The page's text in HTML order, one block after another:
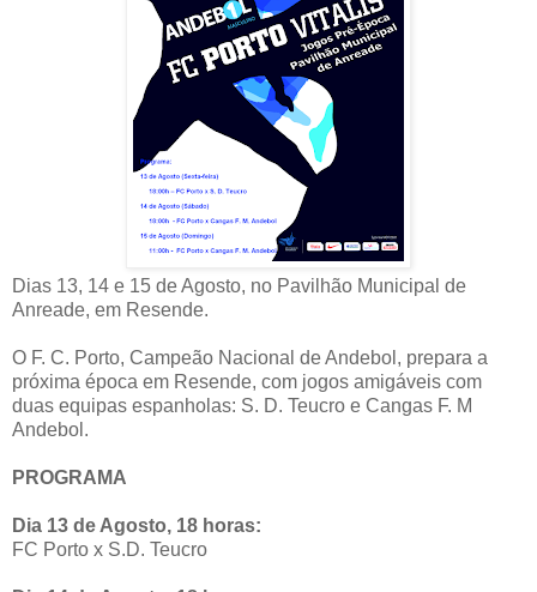
Dias 13, 14 e 15 de Agosto, no Pavilhão Municipal de
Anreade, em Resende.
O F. C. Porto, Campeão Nacional de Andebol, prepara a
próxima época em Resende, com jogos amigáveis com
duas equipas espanholas: S. D. Teucro e Cangas F. M
Andebol.
PROGRAMA
Dia 13 de Agosto, 18 horas:
FC Porto x S.D. Teucro